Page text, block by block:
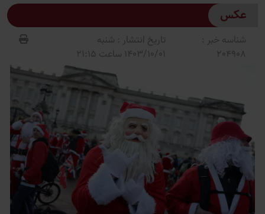
عکس
شناسه خبر :
204908
تاریخ انتشار : شنبه
1403/10/01 ساعت 21:15